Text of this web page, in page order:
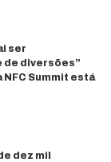
ser
de diversões”
NFC Summit está
dez mil